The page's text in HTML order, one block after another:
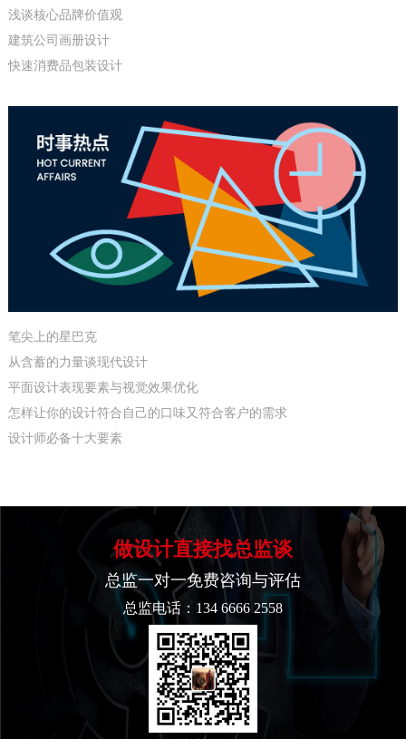
浅谈核心品牌价值观
建筑公司画册设计
快速消费品包装设计
笔尖上的星巴克
从含蓄的力量谈现代设计
平面设计表现要素与视觉效果优化
怎样让你的设计符合自己的口味又符合客户的需求
设计师必备十大要素
做设计直接找总监谈
总监一对一免费咨询与评估
总监电话：134 6666 2558